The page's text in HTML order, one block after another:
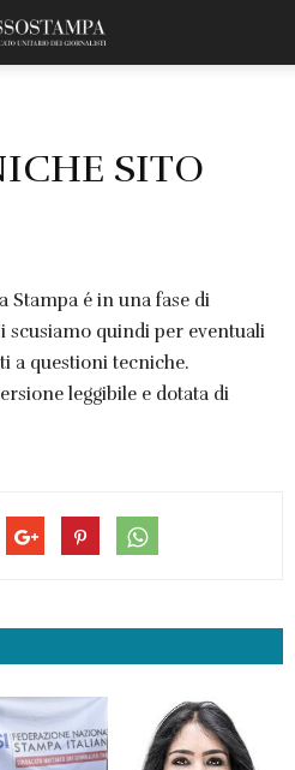
SITO
Stampa é in una fase di
quindi per eventuali
a questioni tecniche.
leggibile e dotata di